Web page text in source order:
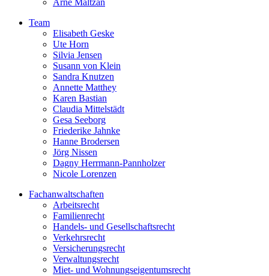
Arne Maltzan
Team
Elisabeth Geske
Ute Horn
Silvia Jensen
Susann von Klein
Sandra Knutzen
Annette Matthey
Karen Bastian
Claudia Mittelstädt
Gesa Seeborg
Friederike Jahnke
Hanne Brodersen
Jörg Nissen
Dagny Herrmann-Pannholzer
Nicole Lorenzen
Fachanwaltschaften
Arbeitsrecht
Familienrecht
Handels- und Gesellschaftsrecht
Verkehrsrecht
Versicherungsrecht
Verwaltungsrecht
Miet- und Wohnungseigentumsrecht